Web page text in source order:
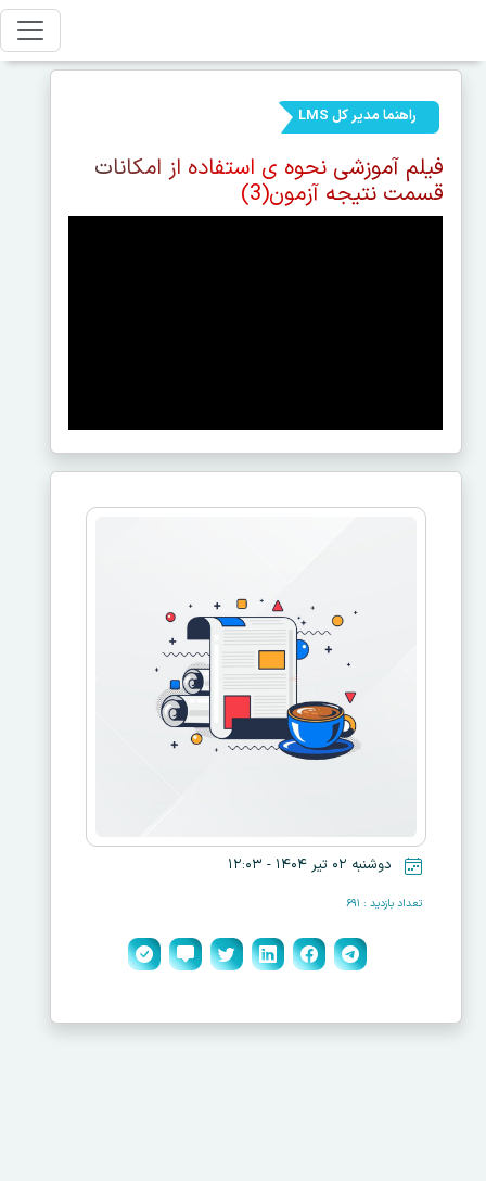
راهنما مدیر کل LMS
فیلم آموزشی نحوه ی استفاده از امکانات
قسمت نتیجه آزمون(3)
دوشنبه ۰۲ تیر ۱۴۰۴ - ۱۲:۰۳
تعداد بازدید : ۶۹۱